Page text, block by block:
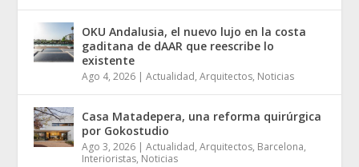
OKU Andalusia, el nuevo lujo en la costa
gaditana de dAAR que reescribe lo
existente
Ago 4, 2026 |Actualidad,Arquitectos, Noticias
Casa Matadepera, una reforma quirúrgica
por Gokostudio
Ago 3, 2026 |Actualidad,Arquitectos, Barcelona,
Interioristas, Noticias